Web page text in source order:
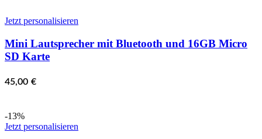
Jetzt personalisieren
Mini Lautsprecher mit Bluetooth und 16GB Micro
SD Karte
45,00 €
-13%
Jetzt personalisieren